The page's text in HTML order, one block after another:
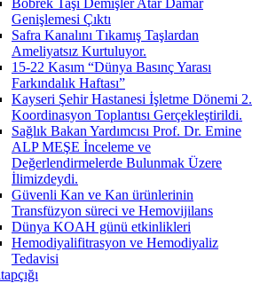
Genişlemesi Çıktı
Safra Kanalını Tıkamış Taşlardan
Ameliyatsız Kurtuluyor.
15-22 Kasım “Dünya Basınç Yarası
Farkındalık Haftası”
Kayseri Şehir Hastanesi İşletme Dönemi 2.
Koordinasyon Toplantısı Gerçekleştirildi.
Sağlık Bakan Yardımcısı Prof. Dr. Emine
ALP MEŞE İnceleme ve
Değerlendirmelerde Bulunmak Üzere
İlimizdeydi.
Güvenli Kan ve Kan ürünlerinin
Transfüzyon süreci ve Hemovijilans
Dünya KOAH günü etkinlikleri
Hemodiyalifitrasyon ve Hemodiyaliz
Tedavisi